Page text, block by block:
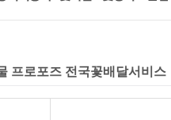
프로포즈 전국꽃배달서비스